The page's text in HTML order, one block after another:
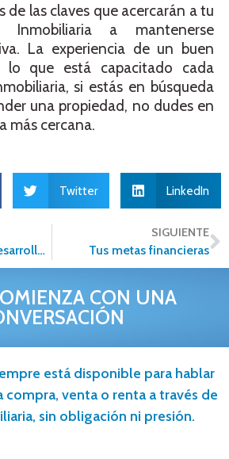
de las claves que acercarán a tu
Inmobiliaria a mantenerse
La experiencia de un buen
lo que está capacitado cada
si estás en búsqueda
una propiedad, no dudes en
más cercana.
Twitter LinkedIn
Cancún, líder en desarrollo de vivienda
SIGUIENTE
Tus metas financieras
CON UNA
está disponible para hablar
compra, venta o renta a través de
sin obligación ni presión.